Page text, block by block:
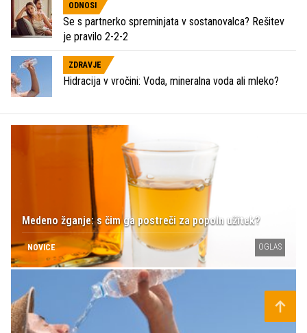
ODNOSI
Se s partnerko spreminjata v sostanovalca? Rešitev
je pravilo 2-2-2
ZDRAVJE
Hidracija v vročini: Voda, mineralna voda ali mleko?
Medeno žganje: s čim ga postreči za popoln užitek?
NOVICE OGLAS